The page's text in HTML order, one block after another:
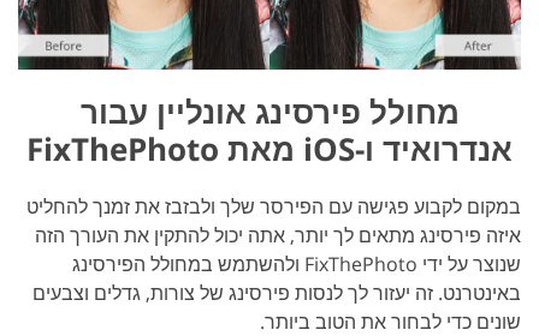
מחולל פירסינג אונליין עבור
אנדרואיד ו-iOS מאת FixThePhoto
במקום לקבוע פגישה עם הפירסר שלך ולבזבז את זמנך להחליט
איזה פירסינג מתאים לך יותר, אתה יכול להתקין את העורך הזה
שנוצר על ידי FixThePhoto ולהשתמש במחולל הפירסינג
באינטרנט. זה יעזור לך לנסות פירסינג של צורות, גדלים וצבעים
שונים כדי לבחור את הטוב ביותר.